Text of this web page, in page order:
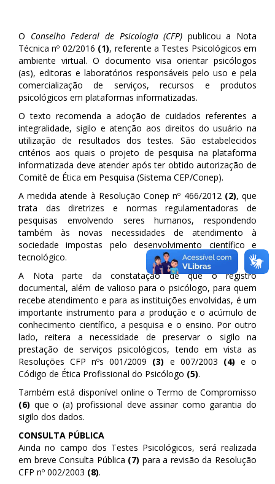
O Conselho Federal de Psicologia (CFP) publicou a Nota
Técnica nº 02/2016 (1), referente a Testes Psicológicos em
ambiente virtual. O documento visa orientar psicólogos
(as), editoras e laboratórios responsáveis pelo uso e pela
comercialização de serviços, recursos e produtos
psicológicos em plataformas informatizadas.
O texto recomenda a adoção de cuidados referentes a
integralidade, sigilo e atenção aos direitos do usuário na
utilização de resultados dos testes. São estabelecidos
critérios aos quais o projeto de pesquisa na plataforma
informatizada deve atender após ter obtido autorização de
Comitê de Ética em Pesquisa (Sistema CEP/Conep).
A medida atende à Resolução Conep nº 466/2012 (2), que
trata das diretrizes e normas regulamentadoras de
pesquisas envolvendo seres humanos, respondendo
também às novas necessidades de atendimento à
sociedade impostas pelo desenvolvimento científico e
tecnológico.
A Nota parte da constatação de que o registro
documental, além de valioso para o psicólogo, para quem
recebe atendimento e para as instituições envolvidas, é um
importante instrumento para a produção e o acúmulo de
conhecimento científico, a pesquisa e o ensino. Por outro
lado, reitera a necessidade de preservar o sigilo na
prestação de serviços psicológicos, tendo em vista as
Resoluções CFP nºs 001/2009 (3) e 007/2003 (4) e o
Código de Ética Profissional do Psicólogo (5).
Também está disponível online o Termo de Compromisso
(6) que o (a) profissional deve assinar como garantia do
sigilo dos dados.
CONSULTA PÚBLICA
Ainda no campo dos Testes Psicológicos, será realizada
em breve Consulta Pública (7) para a revisão da Resolução
CFP nº 002/2003 (8).